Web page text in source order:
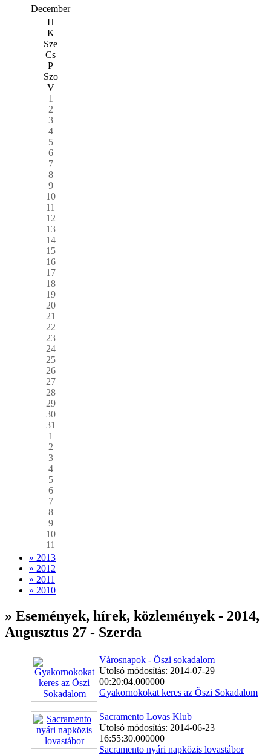
December
H
K
Sze
Cs
P
Szo
V
1
2
3
4
5
6
7
8
9
10
11
12
13
14
15
16
17
18
19
20
21
22
23
24
25
26
27
28
29
30
31
1
2
3
4
5
6
7
8
9
10
11
» 2013
» 2012
» 2011
» 2010
» Események, hírek, közlemények - 2014,
Augusztus 27 - Szerda
Városnapok - Õszi sokadalom
Utolsó módosítás: 2014-07-29
00:20:04.000000
Gyakornokokat keres az Õszi Sokadalom
Sacramento Lovas Klub
Utolsó módosítás: 2014-06-23
16:55:30.000000
Sacramento nyári napközis lovastábor